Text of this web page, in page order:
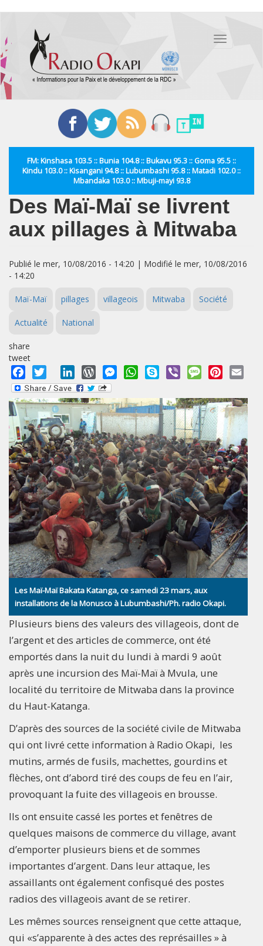
contenu
principal
Toggle
FM: Kinshasa 103.5 :: Bunia 104.8 :: Bukavu 95.3 :: Goma 95.5 ::
Kindu 103.0 :: Kisangani 94.8 :: Lubumbashi 95.8 :: Matadi 102.0 ::
Mbandaka 103.0 :: Mbuji-mayi 93.8
Des Maï-Maï se livrent
aux pillages à Mitwaba
Publié le mer, 10/08/2016 - 14:20 | Modifié le mer, 10/08/2016
- 14:20
Maï-Maï pillages villageois Mitwaba Société
Actualité National
share
tweet
Facebook
Twitter LinkedInWordPressMessengerWhatsApp
Skype Viber MessagePinterest
Les Maï-Maï Bakata Katanga, ce samedi 23 mars, aux
installations de la Monusco à Lubumbashi/Ph. radio Okapi.
Plusieurs biens des valeurs des villageois, dont de
l’argent et des articles de commerce, ont été
emportés dans la nuit du lundi à mardi 9 août
après une incursion des Maï-Maï à Mvula, une
localité du territoire de Mitwaba dans la province
du Haut-Katanga.
D’après des sources de la société civile de Mitwaba
qui ont livré cette information à Radio Okapi, les
mutins, armés de fusils, machettes, gourdins et
flèches, ont d’abord tiré des coups de feu en l’air,
provoquant la fuite des villageois en brousse.
Ils ont ensuite cassé les portes et fenêtres de
quelques maisons de commerce du village, avant
d’emporter plusieurs biens et de sommes
importantes d’argent. Dans leur attaque, les
assaillants ont également confisqué des postes
radios des villageois avant de se retirer.
Les mêmes sources renseignent que cette attaque,
qui «s’apparente à des actes des représailles » à